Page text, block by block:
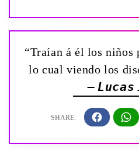
“Traían á él los niños
lo cual viendo los
— Lucas